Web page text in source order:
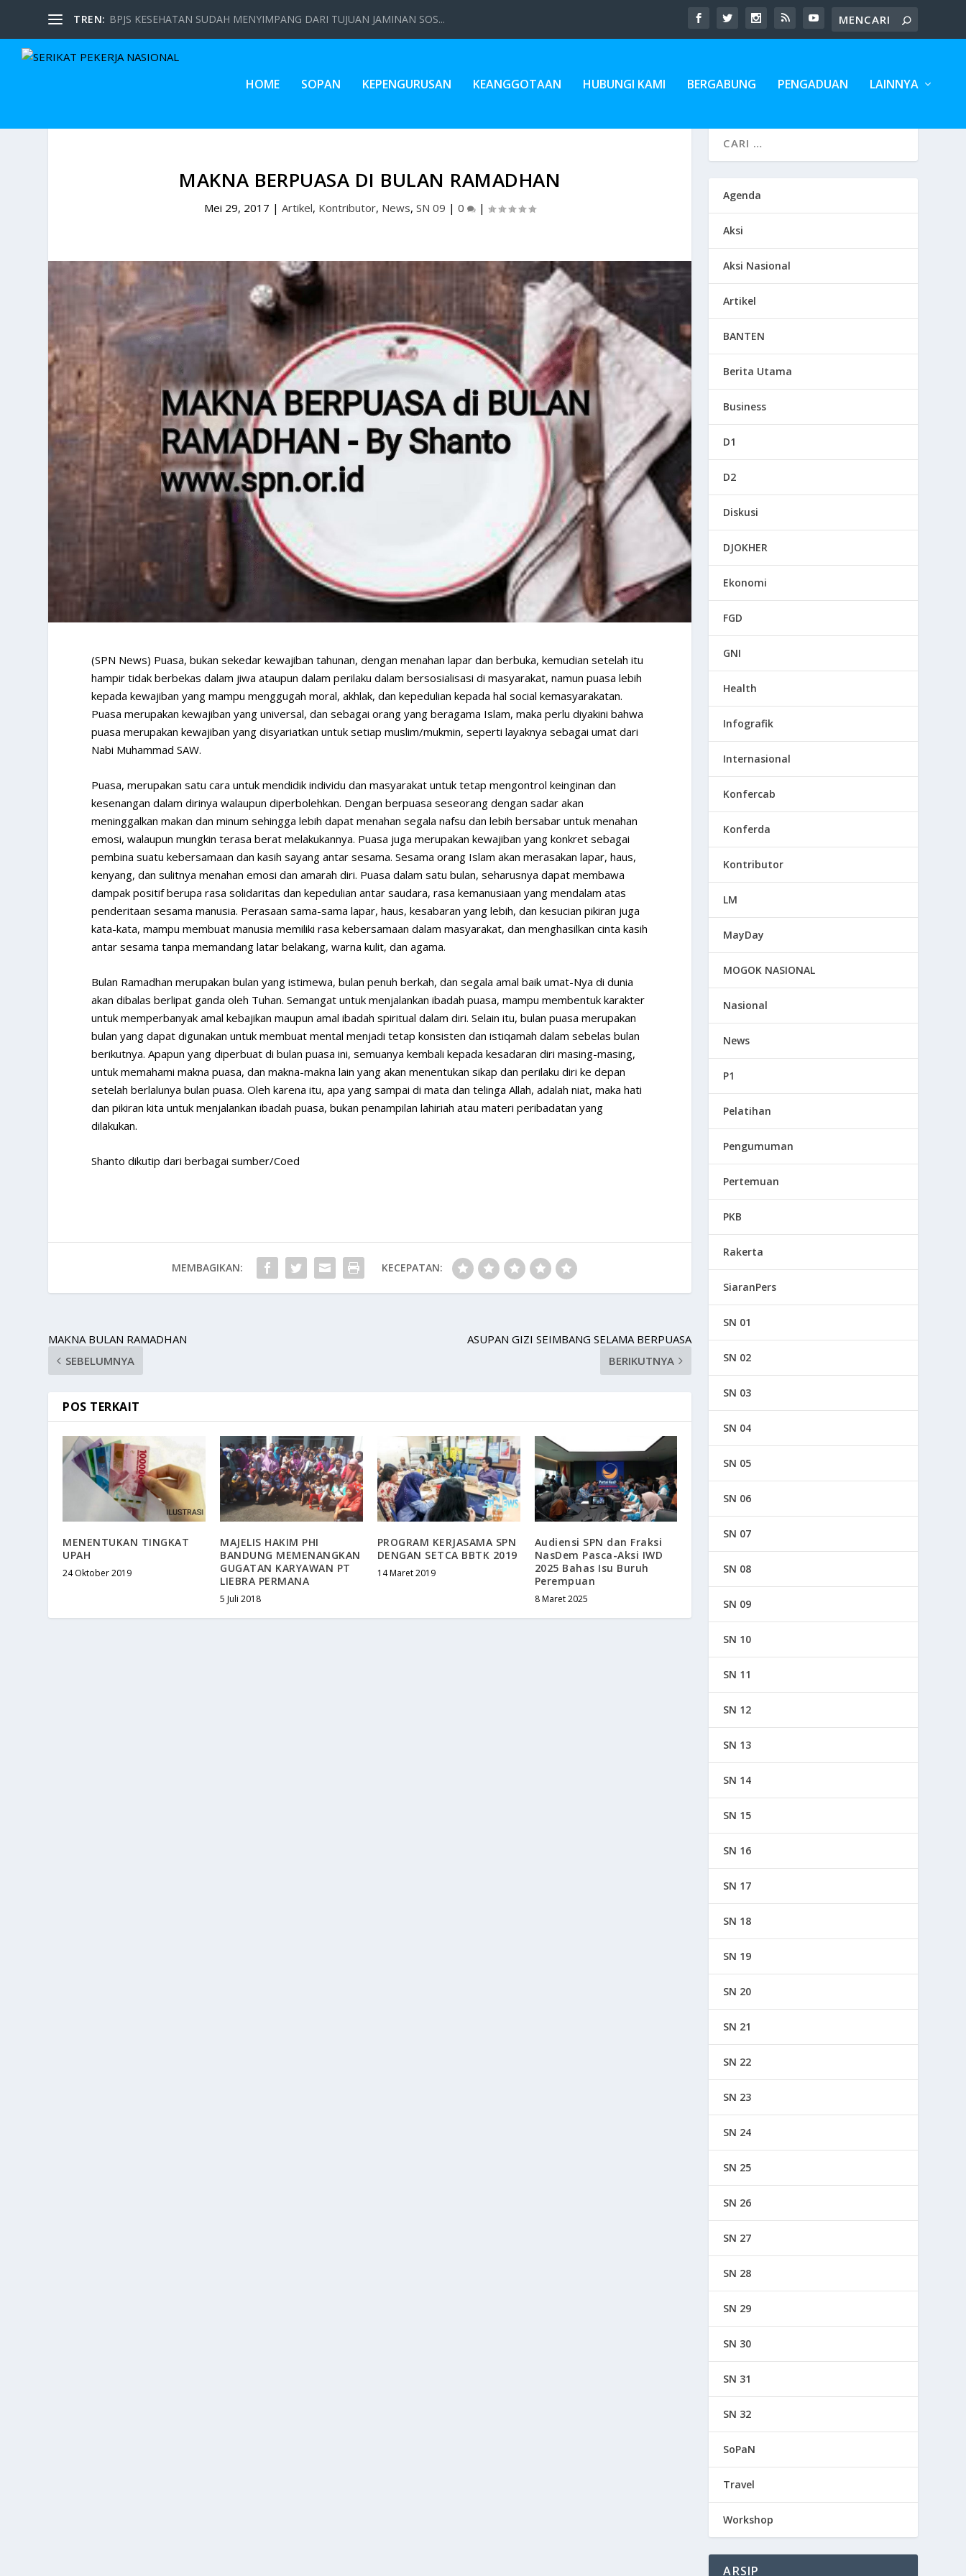
TREN: BPJS KESEHATAN SUDAH MENYIMPANG DARI TUJUAN JAMINAN SOS...
HOME SOPAN KEPENGURUSAN KEANGGOTAAN HUBUNGI KAMI BERGABUNG PENGADUAN LAINNYA
MAKNA BERPUASA DI BULAN RAMADHAN
Mei 29, 2017 |Artikel, Kontributor, News,SN 09 |0 |
(SPN News) Puasa, bukan sekedar kewajiban tahunan, dengan menahan lapar dan berbuka, kemudian setelah itu
hampir tidak berbekas dalam jiwa ataupun dalam perilaku dalam bersosialisasi di masyarakat, namun puasa lebih
kepada kewajiban yang mampu menggugah moral, akhlak, dan kepedulian kepada hal social kemasyarakatan.
Puasa merupakan kewajiban yang universal, dan sebagai orang yang beragama Islam, maka perlu diyakini bahwa
puasa merupakan kewajiban yang disyariatkan untuk setiap muslim/mukmin, seperti layaknya sebagai umat dari
Nabi Muhammad SAW.
Puasa, merupakan satu cara untuk mendidik individu dan masyarakat untuk tetap mengontrol keinginan dan
kesenangan dalam dirinya walaupun diperbolehkan. Dengan berpuasa seseorang dengan sadar akan
meninggalkan makan dan minum sehingga lebih dapat menahan segala nafsu dan lebih bersabar untuk menahan
emosi, walaupun mungkin terasa berat melakukannya. Puasa juga merupakan kewajiban yang konkret sebagai
pembina suatu kebersamaan dan kasih sayang antar sesama. Sesama orang Islam akan merasakan lapar, haus,
kenyang, dan sulitnya menahan emosi dan amarah diri. Puasa dalam satu bulan, seharusnya dapat membawa
dampak positif berupa rasa solidaritas dan kepedulian antar saudara, rasa kemanusiaan yang mendalam atas
penderitaan sesama manusia. Perasaan sama-sama lapar, haus, kesabaran yang lebih, dan kesucian pikiran juga
kata-kata, mampu membuat manusia memiliki rasa kebersamaan dalam masyarakat, dan menghasilkan cinta kasih
antar sesama tanpa memandang latar belakang, warna kulit, dan agama.
Bulan Ramadhan merupakan bulan yang istimewa, bulan penuh berkah, dan segala amal baik umat-Nya di dunia
akan dibalas berlipat ganda oleh Tuhan. Semangat untuk menjalankan ibadah puasa, mampu membentuk karakter
untuk memperbanyak amal kebajikan maupun amal ibadah spiritual dalam diri. Selain itu, bulan puasa merupakan
bulan yang dapat digunakan untuk membuat mental menjadi tetap konsisten dan istiqamah dalam sebelas bulan
berikutnya. Apapun yang diperbuat di bulan puasa ini, semuanya kembali kepada kesadaran diri masing-masing,
untuk memahami makna puasa, dan makna-makna lain yang akan menentukan sikap dan perilaku diri ke depan
setelah berlalunya bulan puasa. Oleh karena itu, apa yang sampai di mata dan telinga Allah, adalah niat, maka hati
dan pikiran kita untuk menjalankan ibadah puasa, bukan penampilan lahiriah atau materi peribadatan yang
dilakukan.
Shanto dikutip dari berbagai sumber/Coed
MEMBAGIKAN: KECEPATAN:
MAKNA BULAN RAMADHAN
SEBELUMNYA
ASUPAN GIZI SEIMBANG SELAMA BERPUASA
BERIKUTNYA
POS TERKAIT
MENENTUKAN TINGKAT
UPAH
24 Oktober 2019
MAJELIS HAKIM PHI
BANDUNG MEMENANGKAN
GUGATAN KARYAWAN PT
LIEBRA PERMANA
5 Juli 2018
PROGRAM KERJASAMA SPN
DENGAN SETCA BBTK 2019
14 Maret 2019
Audiensi SPN dan Fraksi
NasDem Pasca-Aksi IWD
2025 Bahas Isu Buruh
Perempuan
8 Maret 2025
Agenda
Aksi
Aksi Nasional
Artikel
BANTEN
Berita Utama
Business
D1
D2
Diskusi
DJOKHER
Ekonomi
FGD
GNI
Health
Infografik
Internasional
Konfercab
Konferda
Kontributor
LM
MayDay
MOGOK NASIONAL
Nasional
News
P1
Pelatihan
Pengumuman
Pertemuan
PKB
Rakerta
SiaranPers
SN 01
SN 02
SN 03
SN 04
SN 05
SN 06
SN 07
SN 08
SN 09
SN 10
SN 11
SN 12
SN 13
SN 14
SN 15
SN 16
SN 17
SN 18
SN 19
SN 20
SN 21
SN 22
SN 23
SN 24
SN 25
SN 26
SN 27
SN 28
SN 29
SN 30
SN 31
SN 32
SoPaN
Travel
Workshop
ARSIP